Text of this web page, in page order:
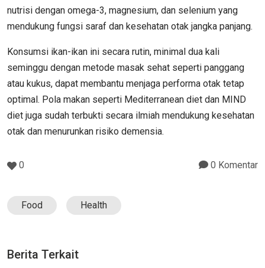
nutrisi dengan omega-3, magnesium, dan selenium yang
mendukung fungsi saraf dan kesehatan otak jangka panjang.
Konsumsi ikan-ikan ini secara rutin, minimal dua kali
seminggu dengan metode masak sehat seperti panggang
atau kukus, dapat membantu menjaga performa otak tetap
optimal. Pola makan seperti Mediterranean diet dan MIND
diet juga sudah terbukti secara ilmiah mendukung kesehatan
otak dan menurunkan risiko demensia.
0 0 Komentar
Food Health
Berita Terkait